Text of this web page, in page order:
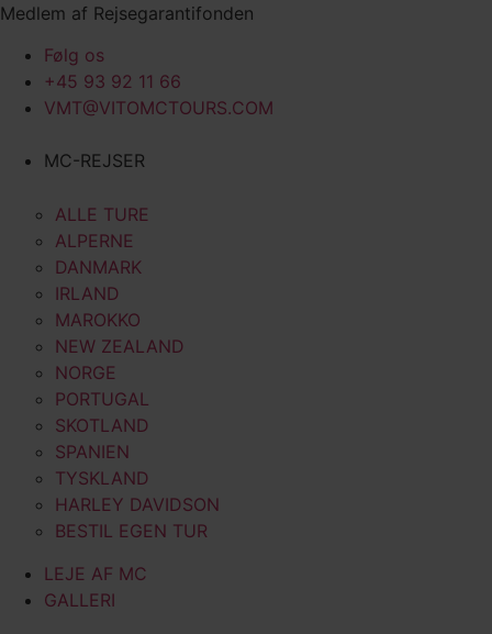
Videre
indhold
Medlem af Rejsegarantifonden
Følg os
+45 93 92 11 66
VMT@VITOMCTOURS.COM
MC-REJSER
ALLE TURE
ALPERNE
DANMARK
IRLAND
MAROKKO
NEW ZEALAND
NORGE
PORTUGAL
SKOTLAND
SPANIEN
TYSKLAND
HARLEY DAVIDSON
BESTIL EGEN TUR
LEJE AF MC
GALLERI